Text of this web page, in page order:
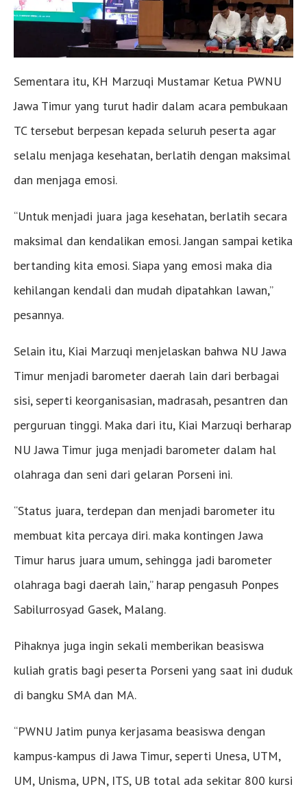
Sementara itu, KH Marzuqi Mustamar Ketua PWNU
Jawa Timur yang turut hadir dalam acara pembukaan
TC tersebut berpesan kepada seluruh peserta agar
selalu menjaga kesehatan, berlatih dengan maksimal
dan menjaga emosi.
“Untuk menjadi juara jaga kesehatan, berlatih secara
maksimal dan kendalikan emosi. Jangan sampai ketika
bertanding kita emosi. Siapa yang emosi maka dia
kehilangan kendali dan mudah dipatahkan lawan,”
pesannya.
Selain itu, Kiai Marzuqi menjelaskan bahwa NU Jawa
Timur menjadi barometer daerah lain dari berbagai
sisi, seperti keorganisasian, madrasah, pesantren dan
perguruan tinggi. Maka dari itu, Kiai Marzuqi berharap
NU Jawa Timur juga menjadi barometer dalam hal
olahraga dan seni dari gelaran Porseni ini.
“Status juara, terdepan dan menjadi barometer itu
membuat kita percaya diri. maka kontingen Jawa
Timur harus juara umum, sehingga jadi barometer
olahraga bagi daerah lain,” harap pengasuh Ponpes
Sabilurrosyad Gasek, Malang.
Pihaknya juga ingin sekali memberikan beasiswa
kuliah gratis bagi peserta Porseni yang saat ini duduk
di bangku SMA dan MA.
“PWNU Jatim punya kerjasama beasiswa dengan
kampus-kampus di Jawa Timur, seperti Unesa, UTM,
UM, Unisma, UPN, ITS, UB total ada sekitar 800 kursi